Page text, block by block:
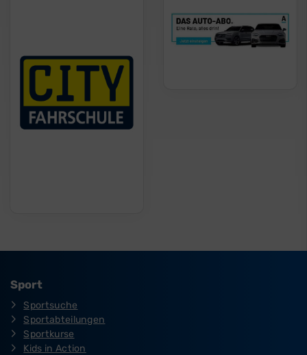
Sport
Sportsuche
Sportabteilungen
Sportkurse
Kids in Action